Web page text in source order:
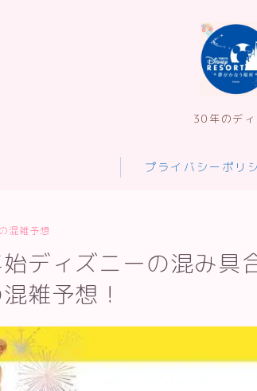
30年のデ
プライバシーポリ
混雑予想
ディズニーの混み具
雑予想！